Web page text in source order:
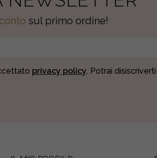
sul primo ordine!
privacy policy. Potrai